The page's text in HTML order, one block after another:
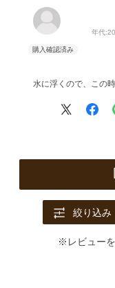
年代:
水に浮くので、この
絞り込み
※レビュー